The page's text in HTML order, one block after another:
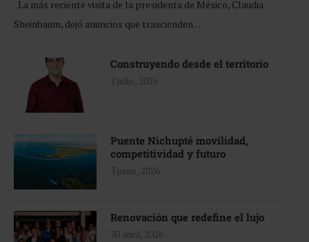
La más reciente visita de la presidenta de México, Claudia
Sheinbaum, dejó anuncios que trascienden …
Construyendo desde el territorio
2 julio, 2026
Puente Nichupté movilidad,
competitividad y futuro
3 junio, 2026
Renovación que redefine el lujo
30 abril, 2026